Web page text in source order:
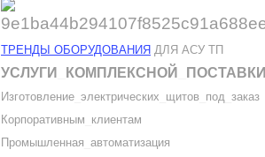
ТРЕНДЫ ОБОРУДОВАНИЯ ДЛЯ АСУ ТП
УСЛУГИ КОМПЛЕКСНОЙ ПОСТАВКИ
Изготовление электрических щитов под заказ
Корпоративным клиентам
Промышленная автоматизация